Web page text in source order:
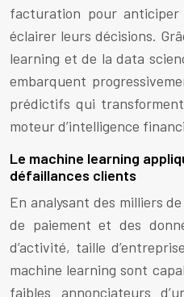
facturation pour
éclairer leurs décisions.
learning et de la data
embarquent
prédictifs qui
moteur d’intelligence
Le machine learning
défaillances clients
En analysant des milliers
de paiement et des
d’activité, taille
machine learning sont
faibles annonciateurs